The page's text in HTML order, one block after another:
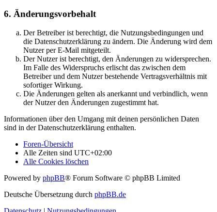
6. Änderungsvorbehalt
Der Betreiber ist berechtigt, die Nutzungsbedingungen und
die Datenschutzerklärung zu ändern. Die Änderung wird dem
Nutzer per E-Mail mitgeteilt.
Der Nutzer ist berechtigt, den Änderungen zu widersprechen.
Im Falle des Widerspruchs erlischt das zwischen dem
Betreiber und dem Nutzer bestehende Vertragsverhältnis mit
sofortiger Wirkung.
Die Änderungen gelten als anerkannt und verbindlich, wenn
der Nutzer den Änderungen zugestimmt hat.
Informationen über den Umgang mit deinen persönlichen Daten
sind in der Datenschutzerklärung enthalten.
Foren-Übersicht
Alle Zeiten sind UTC+02:00
Alle Cookies löschen
Powered by phpBB® Forum Software © phpBB Limited
Deutsche Übersetzung durch phpBB.de